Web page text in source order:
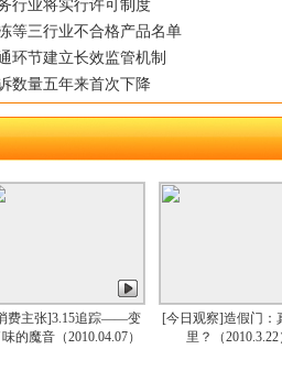
行业将实行许可制度
等三行业不合格产品名单
环节建立长效监管机制
数量五年来首次下降
费主张]3.15追踪——变
的魔音（2010.04.07）
[今日观察]造假门：
里？（2010.3.22